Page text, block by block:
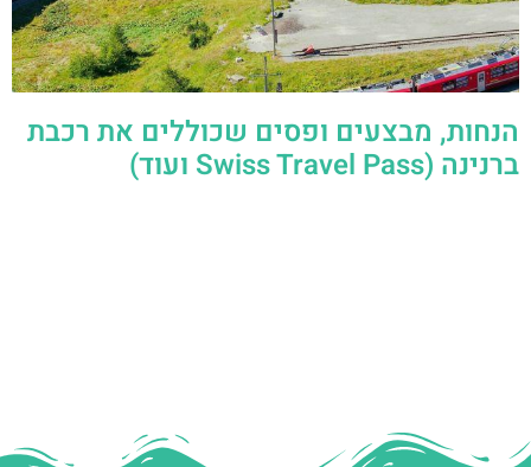
הנחות, מבצעים ופסים שכוללים את רכבת
ברנינה (Swiss Travel Pass ועוד)